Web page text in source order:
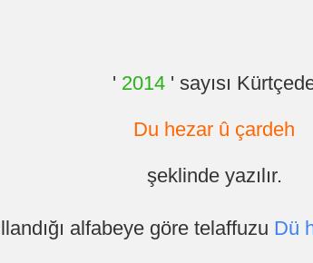
' 2014 ' sayısı
Du hezar û çardeh
şeklinde yazılır.
alfabeye göre telaffuzu Dü